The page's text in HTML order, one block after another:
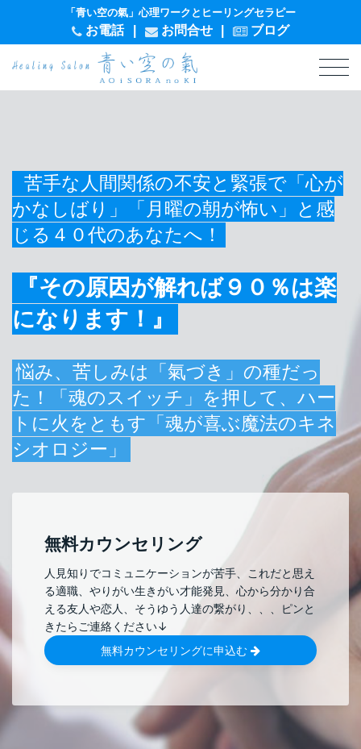
「青い空の氣」心理ワークとヒーリングセラピー
お電話 お問合せ ブログ
苦手な人間関係の不安と緊張で「心が
かなしばり」
「月曜の朝が怖い」と感
じる４０代のあなたへ！
『その原因が解れば９０％は楽
になります！』
悩み、苦しみは「氣づき」の種だっ
た！
「魂のスイッチ」を押して、ハー
トに火をともす 「魂が喜ぶ魔法のキネ
シオロジー」
無料カウンセリング
人見知りでコミュニケーションが苦手、これだと思え
る適職、やりがい生きがい才能発見、心から分かり合
える友人や恋人、そうゆう人達の繋がり、、、ピンと
きたらご連絡ください↓
無料カウンセリングに申込む